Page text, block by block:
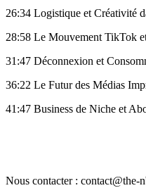
26:34 Logistique et Créativité
28:58 Le Mouvement TikTok
31:47 Déconnexion et
36:22 Le Futur des Médias
41:47 Business de Niche et
Nous contacter : contact@the-